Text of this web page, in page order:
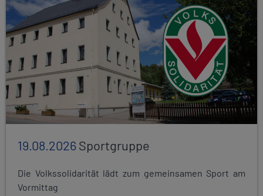
19.08.2026Sportgruppe
Die Volkssolidarität lädt zum gemeinsamen Sport am
Vormittag